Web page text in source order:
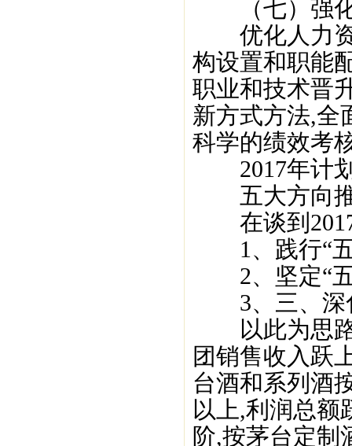
（七）强化
优化人力资
构设置和职能
职业和技术晋
新方式方法,全
科学的绩效考
2017年计
五大方向推
在谈到2017
1、践行“五
2、坚定“五
3、三、深化
以此为思路,
团销售收入跃
台酒和系列酒
以上,利润总额
阶,按茅台定制